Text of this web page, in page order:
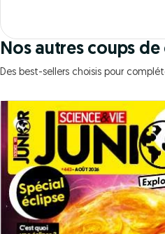
Nos autres coups
Des best-sellers choisis pour